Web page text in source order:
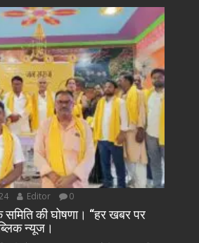
Editor 0
समिति की घोषणा। “हर खबर पर
न्यूज।